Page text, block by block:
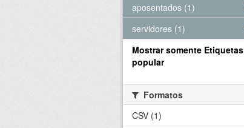
aposentados (1)
servidores (1)
Mostrar somente Etiquetas
popular
Formatos
CSV (1)